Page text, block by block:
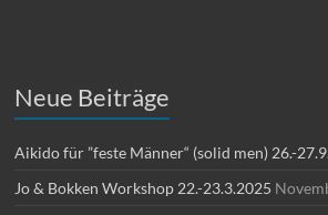
Neue Beiträge
Aikido für ”feste Männer“ (solid men) 26.-
Jo & Bokken Workshop 22.-23.3.2025